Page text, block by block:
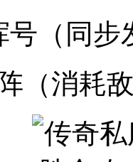
号（同步
（消耗